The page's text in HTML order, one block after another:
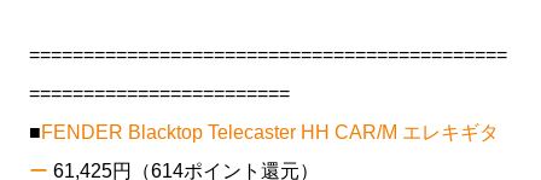
============================================
========================
■FENDER Blacktop Telecaster HH CAR/M エレキギタ
ー 61,425円（614ポイント還元）